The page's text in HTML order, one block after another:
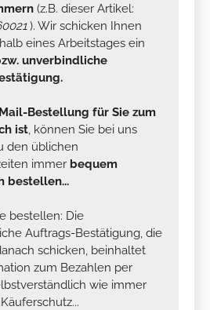
(z.B. dieser Artikel:
). Wir schicken Ihnen
eines Arbeitstages ein
unverbindliche
Bestellung für Sie zum
ist, können Sie bei uns
den üblichen
immer bequem
bestellen...
bestellen: Die
Auftrags-Bestätigung, die
schicken, beinhaltet
zum Bezahlen per
wie immer